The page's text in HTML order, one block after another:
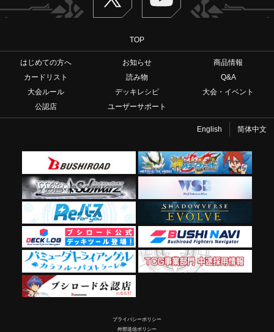
TOP
はじめての方へ お知らせ
商品情報
カードリスト
読み物
Q&A
大会ルール
デッキレシピ
大会・イベント
公認店
ユーザーサポート
English 简体中文
プライバシーポリシー
外部送信ポリシー